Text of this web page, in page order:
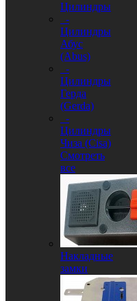
Цилиндры
-
Цилиндры
Абус
(Abus)
-
Цилиндры
Герда
(Gerda)
-
Цилиндры
Чиза (Cisa)
Смотреть
все
Накладные
замки